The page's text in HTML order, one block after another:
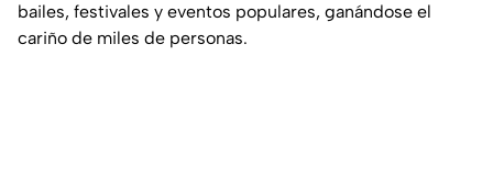
bailes, festivales y eventos populares, ganándose el
cariño de miles de personas.